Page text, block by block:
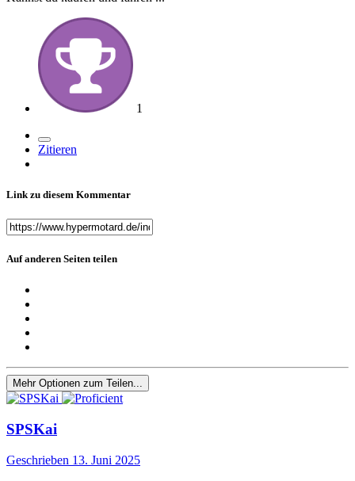
1
Zitieren
Link zu diesem Kommentar
Auf anderen Seiten teilen
Mehr Optionen zum Teilen...
SPSKai
Geschrieben 13. Juni 2025